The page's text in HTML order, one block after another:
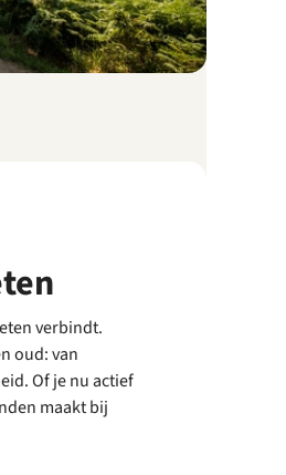
verbindt.
oud: van
Of je nu actief
maakt bij